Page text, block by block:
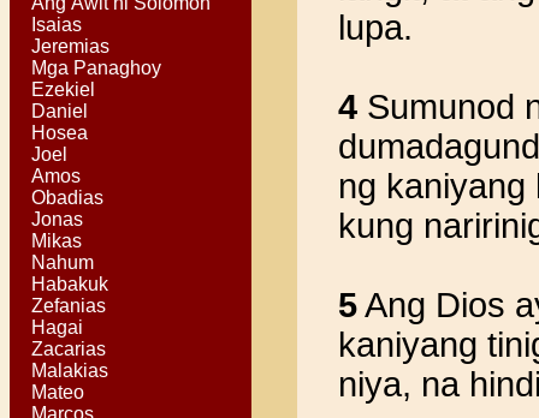
Isaias
Jeremias
Mga Panaghoy
Ezekiel
Daniel
Hosea
Joel
Amos
Obadias
Jonas
Mikas
Nahum
Habakuk
Zefanias
Hagai
Zacarias
Malakias
Mateo
Marcos
lupa.
4 Sumunod
ng kaniyang
kung
5Ang Dios
kaniyang
niya, na